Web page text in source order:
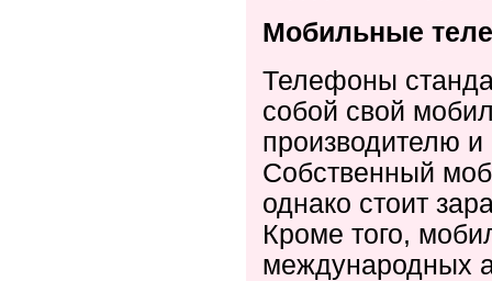
Мобильные
Телефоны
собой свой
производителю
Собственный
однако стоит
Кроме того,
международных